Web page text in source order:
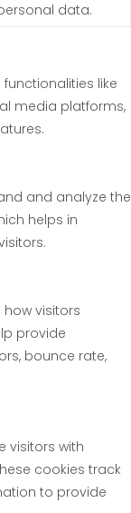
data.
like
media platforms,
and analyze the
helps in
visitors
provide
bounce rate,
visitors with
cookies track
to provide